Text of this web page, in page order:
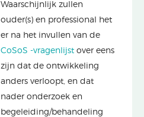
Waarschijnlijk zullen
ouder(s) en professional het
er na het invullen van de
CoSoS -vragenlijst over eens
zijn dat de ontwikkeling
anders verloopt, en dat
nader onderzoek en
begeleiding/behandeling